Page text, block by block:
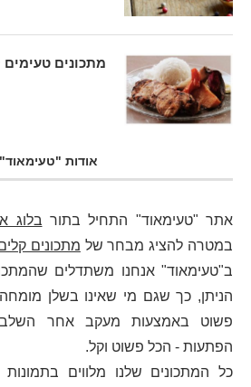
מתכונים
אודות "טעימאוד"
אתר "טעימאוד" התחיל בתור בלוג
במטרה להציג מבחר של מתכונים
ב"טעימאוד" אנחנו משתדלים
הניתן, כך שגם מי שאינו בשלן מומחה
פשוט באמצעות מעקב אחר
הפתעות - הכל פשוט וקל.
כל המתכונים שלנו מלווים בתמונות